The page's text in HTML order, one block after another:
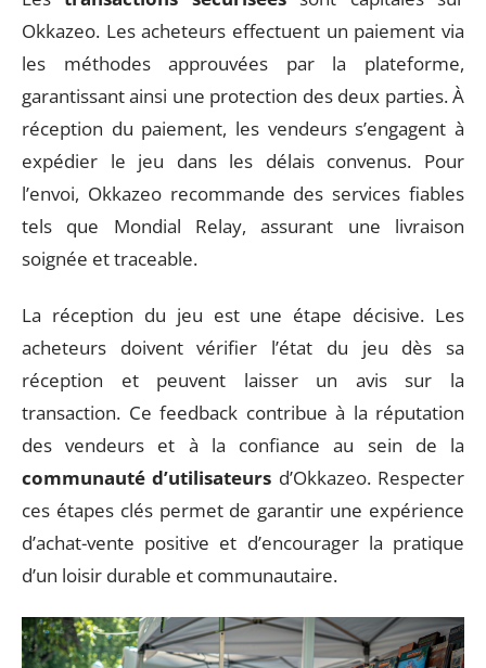
Okkazeo. Les acheteurs effectuent un paiement via
les méthodes approuvées par la plateforme,
garantissant ainsi une protection des deux parties. À
réception du paiement, les vendeurs s’engagent à
expédier le jeu dans les délais convenus. Pour
l’envoi, Okkazeo recommande des services fiables
tels que Mondial Relay, assurant une livraison
soignée et traceable.
La réception du jeu est une étape décisive. Les
acheteurs doivent vérifier l’état du jeu dès sa
réception et peuvent laisser un avis sur la
transaction. Ce feedback contribue à la réputation
des vendeurs et à la confiance au sein de la
communauté d’utilisateurs d’Okkazeo. Respecter
ces étapes clés permet de garantir une expérience
d’achat-vente positive et d’encourager la pratique
d’un loisir durable et communautaire.